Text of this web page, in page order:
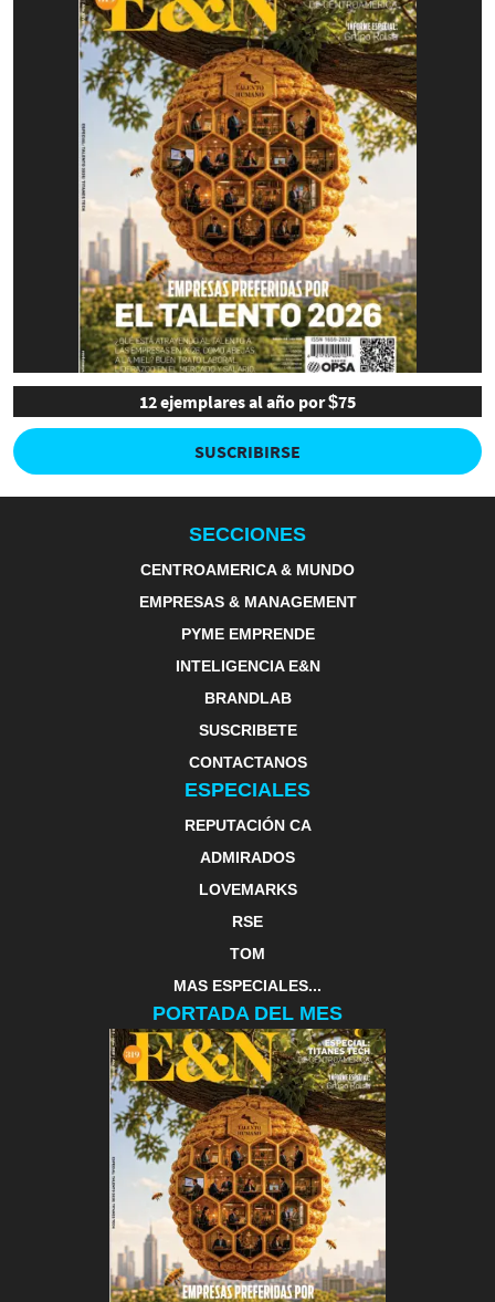
12 ejemplares al año por $75
SUSCRIBIRSE
SECCIONES
CENTROAMERICA & MUNDO
EMPRESAS & MANAGEMENT
PYME EMPRENDE
INTELIGENCIA E&N
BRANDLAB
SUSCRIBETE
CONTACTANOS
ESPECIALES
REPUTACIÓN CA
ADMIRADOS
LOVEMARKS
RSE
TOM
MAS ESPECIALES...
PORTADA DEL MES